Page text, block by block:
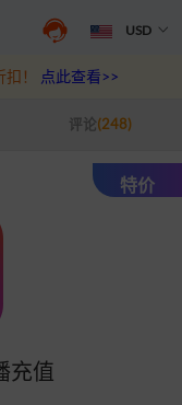
USD
，热门规格更划算点此查
！ 点此查看>>
评论(248)
特价
充值